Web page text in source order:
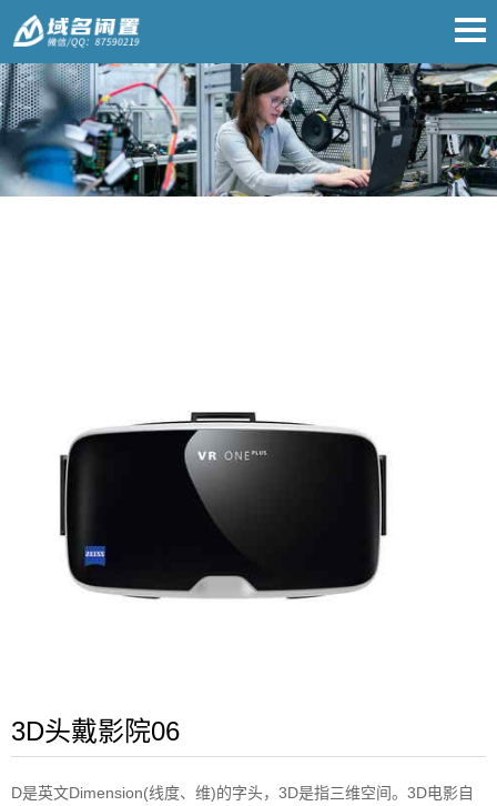
3D头戴影院06
D是英文Dimension(线度、维)的字头，3D是指三维空间。3D电影自